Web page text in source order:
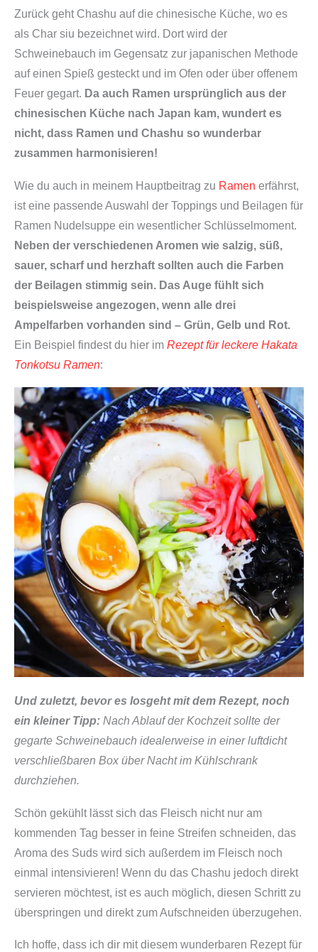
Zurück geht Chashu auf die chinesische Küche, wo es
als Char siu bezeichnet wird. Dort wird der
Schweinebauch im Gegensatz zur japanischen Methode
auf einen Spieß gesteckt und im Ofen oder über offenem
Feuer gegart. Da auch Ramen ursprünglich aus der
chinesischen Küche nach Japan kam, wundert es
nicht, dass Ramen und Chashu so wunderbar
zusammen harmonisieren!
Wie du auch in meinem Hauptbeitrag zu Ramen erfährst,
ist eine passende Auswahl der Toppings und Beilagen für
Ramen Nudelsuppe ein wesentlicher Schlüsselmoment.
Neben der verschiedenen Aromen wie salzig, süß,
sauer, scharf und herzhaft sollten auch die Farben
der Beilagen stimmig sein. Das Auge fühlt sich
beispielsweise angezogen, wenn alle drei
Ampelfarben vorhanden sind – Grün, Gelb und Rot.
Ein Beispiel findest du hier im Rezept für leckere Hakata
Tonkotsu Ramen:
Und zuletzt, bevor es losgeht mit dem Rezept, noch
ein kleiner Tipp: Nach Ablauf der Kochzeit sollte der
gegarte Schweinebauch idealerweise in einer luftdicht
verschließbaren Box über Nacht im Kühlschrank
durchziehen.
Schön gekühlt lässt sich das Fleisch nicht nur am
kommenden Tag besser in feine Streifen schneiden, das
Aroma des Suds wird sich außerdem im Fleisch noch
einmal intensivieren! Wenn du das Chashu jedoch direkt
servieren möchtest, ist es auch möglich, diesen Schritt zu
überspringen und direkt zum Aufschneiden überzugehen.
Ich hoffe, dass ich dir mit diesem wunderbaren Rezept für